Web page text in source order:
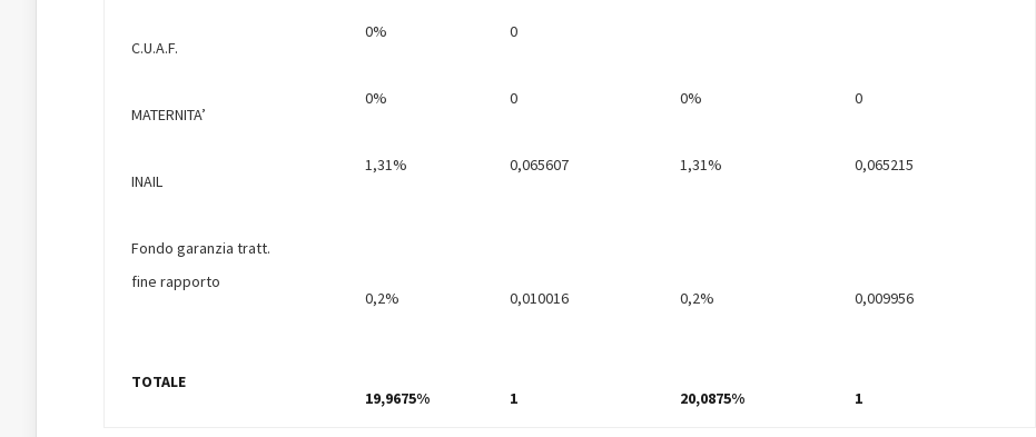
C.U.A.F.
MATERNITA’
INAIL
Fondo garanzia tratt.
fine rapporto
TOTALE
0%
0%
1,31%
0,2%
19,9675%
0
0
0,065607
0,010016
1
0%
1,31%
0,2%
20,0875%
0
0,065215
0,009956
1